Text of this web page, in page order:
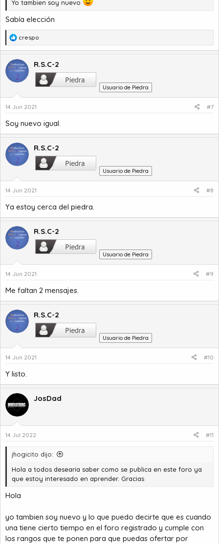
Yo tambien soy nuevo
Sabía elección
R
e
c
c
i
n
e
crespo
R.S.C-2
Usuario de Piedra
14 Jun 2021 #7
Soy nuevo igual.
R.S.C-2
Usuario de Piedra
14 Jun 2021 #8
Ya estoy cerca del piedra.
R.S.C-2
Usuario de Piedra
14 Jun 2021 #9
Me faltan 2 mensajes.
R.S.C-2
Usuario de Piedra
14 Jun 2021 #10
Y listo.
JosDad
14 Jul 2022 #11
jhogicito dijo:
Hola a todos desearía saber como se publica en este foro ya
que estoy interesado en aprender. Gracias
Hola
yo tambien soy nuevo y lo que puedo decirte que es cuando
una tiene cierto tiempo en el foro registrado y cumple con
los rangos que te ponen para que puedas ofertar por